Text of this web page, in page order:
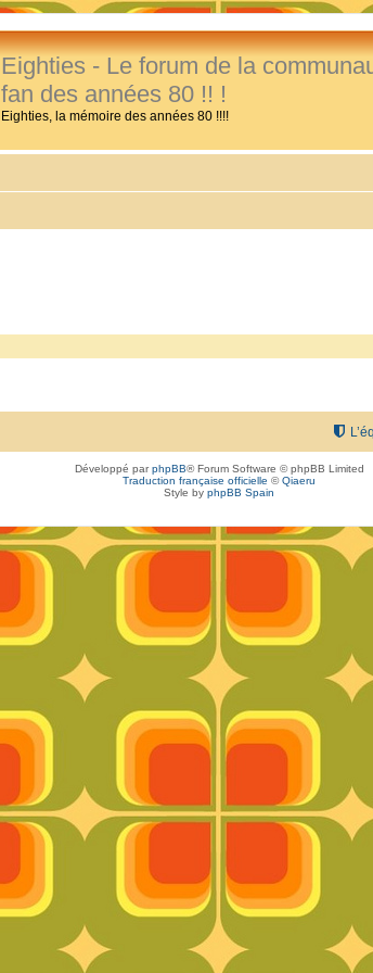
Eighties - Le forum de la
fan des années 80 !! !
Eighties, la mémoire des années 80 !!!!
Développé parphpBB® Forum Software © phpBB Limited
Traduction française officielle ©Qiaeru
Style by phpBB Spain